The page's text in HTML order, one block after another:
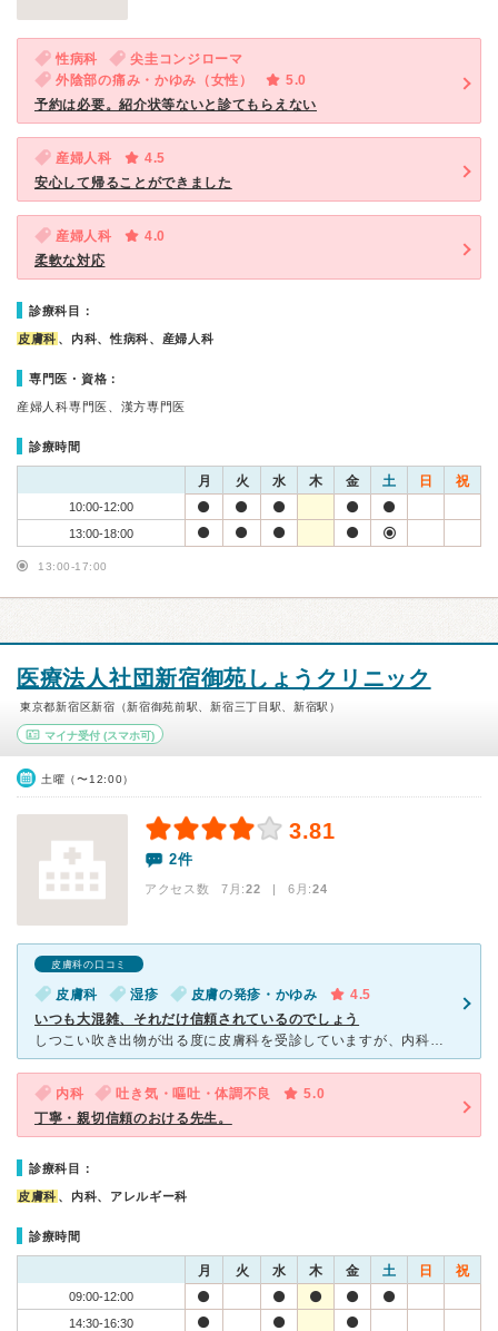
性病科
尖圭コンジローマ
外陰部の痛み・かゆみ（女性）
5.0
予約は必要。紹介状等ないと診てもらえない
産婦人科
4.5
安心して帰ることができました
産婦人科
4.0
柔軟な対応
診療科目：
皮膚科 、内科、性病科、産婦人科
専門医・資格：
産婦人科専門医、漢方専門医
診療時間
月 火 水 木 金 土 日 祝
10:00-12:00
13:00-18:00
13:00-17:00
医療法人社団新宿御苑しょうクリニック
東京都新宿区新宿（新宿御苑前駅、新宿三丁目駅、新宿駅）
マイナ受付 (スマホ可)
土曜（〜12:00）
3.81
2件
アクセス数 7月:22 | 6月:24
皮膚科の口コミ
皮膚科 湿疹 皮膚の発疹・かゆみ
4.5
いつも大混雑、それだけ信頼されているのでしょう
しつこい吹き出物が出る度に皮膚科を受診していますが、内科の方や、一般健診もされているので、いつ行っても大混雑しています。でも、先生や看護師の方、受付の方がテキパキと処置、処理されているせいか、とてもス
内科 吐き気・嘔吐・体調不良
5.0
丁寧・親切信頼のおける先生。
診療科目：
皮膚科 、内科、アレルギー科
診療時間
月 火 水 木 金 土 日 祝
09:00-12:00
14:30-16:30